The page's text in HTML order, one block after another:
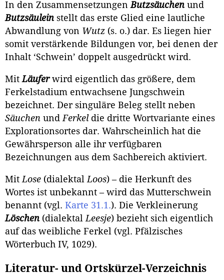
In den ZusammensetzungenButzsäuchenund
Butzsäulein stellt das erste Glied eine lautliche
Abwandlung von Wutz (s. o.) dar. Es liegen hier
somit verstärkende Bildungen vor, bei denen der
Inhalt ‘Schwein’ doppelt ausgedrückt wird.
Mit Läuferwird eigentlich das größere, dem
Ferkelstadium entwach­sene Jungschwein
bezeichnet. Der singuläre Beleg stellt neben
Säuchen und Ferkeldie dritte Wortvariante eines
Explorationsortes dar. Wahrscheinlich hat die
Gewährsperson alle ihr verfügbaren
Bezeichnungen aus dem Sach­bereich aktiviert.
Mit Lose (dialektal Loos) – die Herkunft des
Wortes ist unbekannt – wird das Mutterschwein
benannt (vgl. Karte 31.1.). Die Verkleinerung
Löschen(dialektal Leesje) bezieht sich eigentlich
auf das weibliche Ferkel (vgl. Pfälzisches
Wörterbuch IV, 1029).
Literatur- und Ortskürzel-Verzeichnis